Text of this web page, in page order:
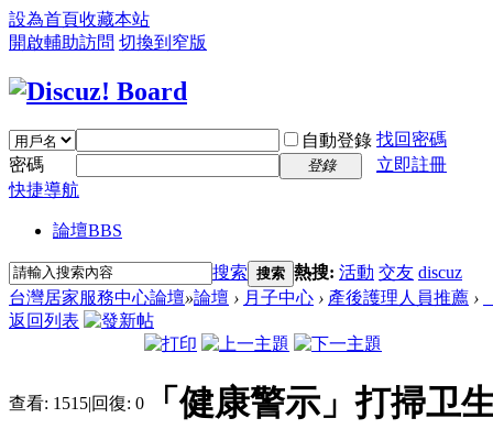
設為首頁收藏本站
開啟輔助訪問 切換到窄版
自動登錄 找回密碼
密碼
登錄
立即註冊
快捷導航
論壇BBS
搜索 搜索 熱搜: 活動 交友 discuz
台灣居家服務中心論壇»論壇 › 月子中心 › 產後護理人員推薦 ›
返回列表
查看: 1515|回復: 0 「健康警示」打掃卫